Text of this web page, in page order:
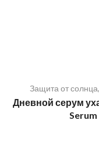
Защита от солнца,
Дневной серум
Serum